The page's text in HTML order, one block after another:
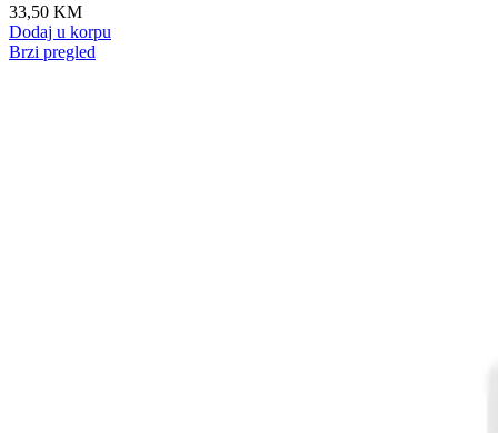
33,50 KM
Dodaj u korpu
Brzi pregled